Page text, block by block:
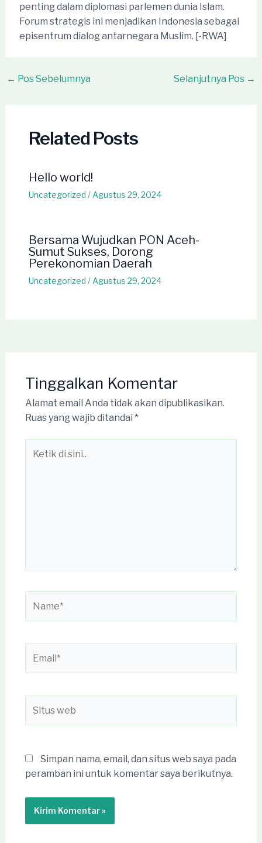
penting dalam diplomasi parlemen dunia Islam.
Forum strategis ini menjadikan Indonesia sebagai
episentrum dialog antarnegara Muslim. [-RWA]
Post
← Pos Sebelumnya Selanjutnya Pos →
Related Posts
Hello world!
Uncategorized / Agustus 29, 2024
Bersama Wujudkan PON Aceh-
Sumut Sukses, Dorong
Perekonomian Daerah
Uncategorized / Agustus 29, 2024
Tinggalkan Komentar
Alamat email Anda tidak akan dipublikasikan.
Ruas yang wajib ditandai *
web
Simpan nama, email, dan situs web saya pada
peramban ini untuk komentar saya berikutnya.